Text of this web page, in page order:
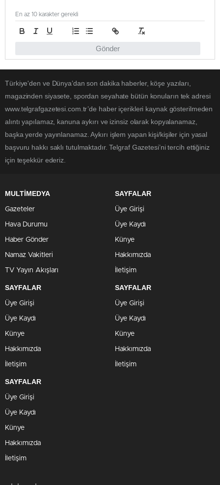
Gönder
En az 10 karakter gerekli
Türkiye'den ve Dünya’dan son dakika haberler, köşe yazıları,
magazinden siyasete, spordan seyahate bütün konuların tek adresi
www.telgrafgazetesi.com.tr’de haber içerikleri kaynak gösterilmeden
alıntı yapılamaz, kanuna aykırı ve izinsiz olarak kopyalanamaz,
başka yerde yayınlanamaz. Aykırı işlem yapan kişi/kişiler için yasal
başvuru hakkı saklı tutulmaktadır. Telgraf Gazetesi’ni tercih ettiğiniz
için teşekkür ederiz.
MULTİMEDYA
Gazeteler
Hava Durumu
Haber Gönder
Namaz Vakitleri
TV Yayın Akışları
SAYFALAR
Üye Girişi
Üye Kaydı
Künye
Hakkımızda
İletişim
SAYFALAR
Üye Girişi
Üye Kaydı
Künye
Hakkımızda
İletişim
SAYFALAR
Üye Girişi
Üye Kaydı
Künye
Hakkımızda
İletişim
SAYFALAR
Üye Girişi
Üye Kaydı
Künye
Hakkımızda
İletişim